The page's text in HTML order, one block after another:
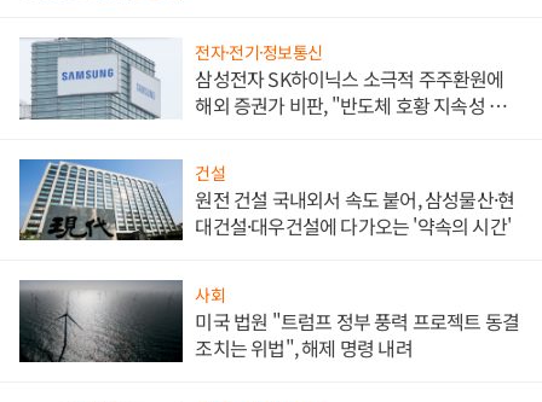
전자·전기·정보통신
삼성전자 SK하이닉스 소극적 주주환원에
해외 증권가 비판, "반도체 호황 지속성 의
건설
원전 건설 국내외서 속도 붙어, 삼성물산·현
대건설·대우건설에 다가오는 '약속의 시간'
사회
미국 법원 "트럼프 정부 풍력 프로젝트 동결
조치는 위법", 해제 명령 내려